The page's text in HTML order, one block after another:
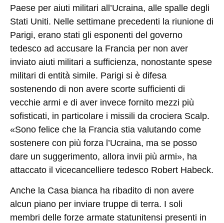
Paese per aiuti militari all’Ucraina, alle spalle degli
Stati Uniti. Nelle settimane precedenti la riunione di
Parigi, erano stati gli esponenti del governo
tedesco ad accusare la Francia per non aver
inviato aiuti militari a sufficienza, nonostante spese
militari di entità simile. Parigi si è difesa
sostenendo di non avere scorte sufficienti di
vecchie armi e di aver invece fornito mezzi più
sofisticati, in particolare i missili da crociera Scalp.
«Sono felice che la Francia stia valutando come
sostenere con più forza l’Ucraina, ma se posso
dare un suggerimento, allora invii più armi», ha
attaccato il vicecancelliere tedesco Robert Habeck.
Anche la Casa bianca ha ribadito di non avere
alcun piano per inviare truppe di terra. I soli
membri delle forze armate statunitensi presenti in